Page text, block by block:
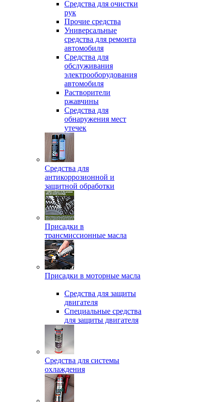
Средства для очистки
рук
Прочие средства
Универсальные
средства для ремонта
автомобиля
Средства для
обслуживания
электрооборудования
автомобиля
Растворители
ржавчины
Средства для
обнаружения мест
утечек
Средства для
антикоррозионной и
защитной обработки
Присадки в
трансмиссионные масла
Присадки в моторные масла
Средства для защиты
двигателя
Специальныe средства
для защиты двигателя
Средства для системы
охлаждения